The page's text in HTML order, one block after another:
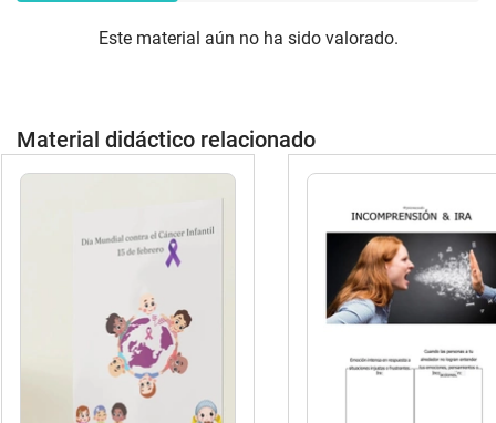
Este material aún no ha sido valorado.
Material didáctico relacionado